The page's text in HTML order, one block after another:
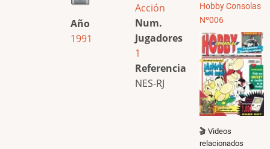
Año
1991
Acción
Num.
Jugadores
1
Referencia
NES-RJ
Hobby Consolas
Nº006
🎬 Videos
relacionados